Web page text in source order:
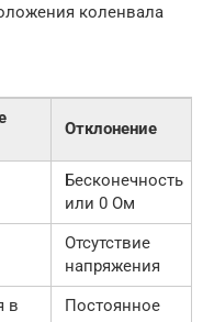
коленвала
Отклонение
Бесконечность
или 0 Ом
Отсутствие
напряжения
в
Постоянное